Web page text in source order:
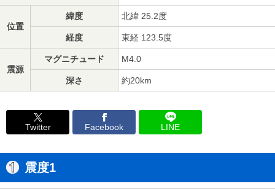
位置
緯度 北緯 25.2度
経度 東経 123.5度
震源
マグニチュード M4.0
深さ 約20km
Twitter Facebook LINE
震度1